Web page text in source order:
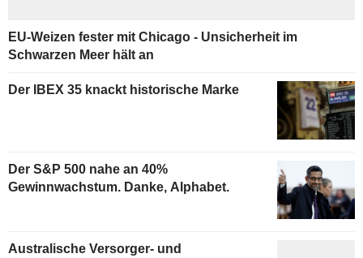
EU-Weizen fester mit Chicago - Unsicherheit im
Schwarzen Meer hält an
Der IBEX 35 knackt historische Marke
Der S&P 500 nahe an 40%
Gewinnwachstum. Danke, Alphabet.
Australische Versorger- und